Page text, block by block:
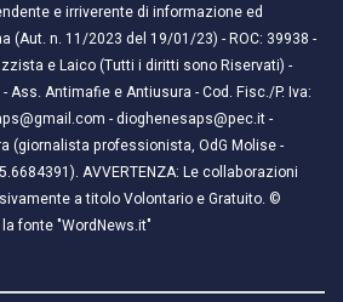
e irriverente di informazione ed
(Aut. n. 11/2023 del 19/01/23) - ROC: 39938 -
e Laico (Tutti i diritti sono Riservati) -
Ass. Antimafie e Antiusura - Cod. Fisc./P. Iva:
- dioghenesaps@pec.it -
(giornalista professionista, OdG Molise -
AVVERTENZA: Le collaborazioni
a titolo Volontario e Gratuito. ©
fonte "WordNews.it"